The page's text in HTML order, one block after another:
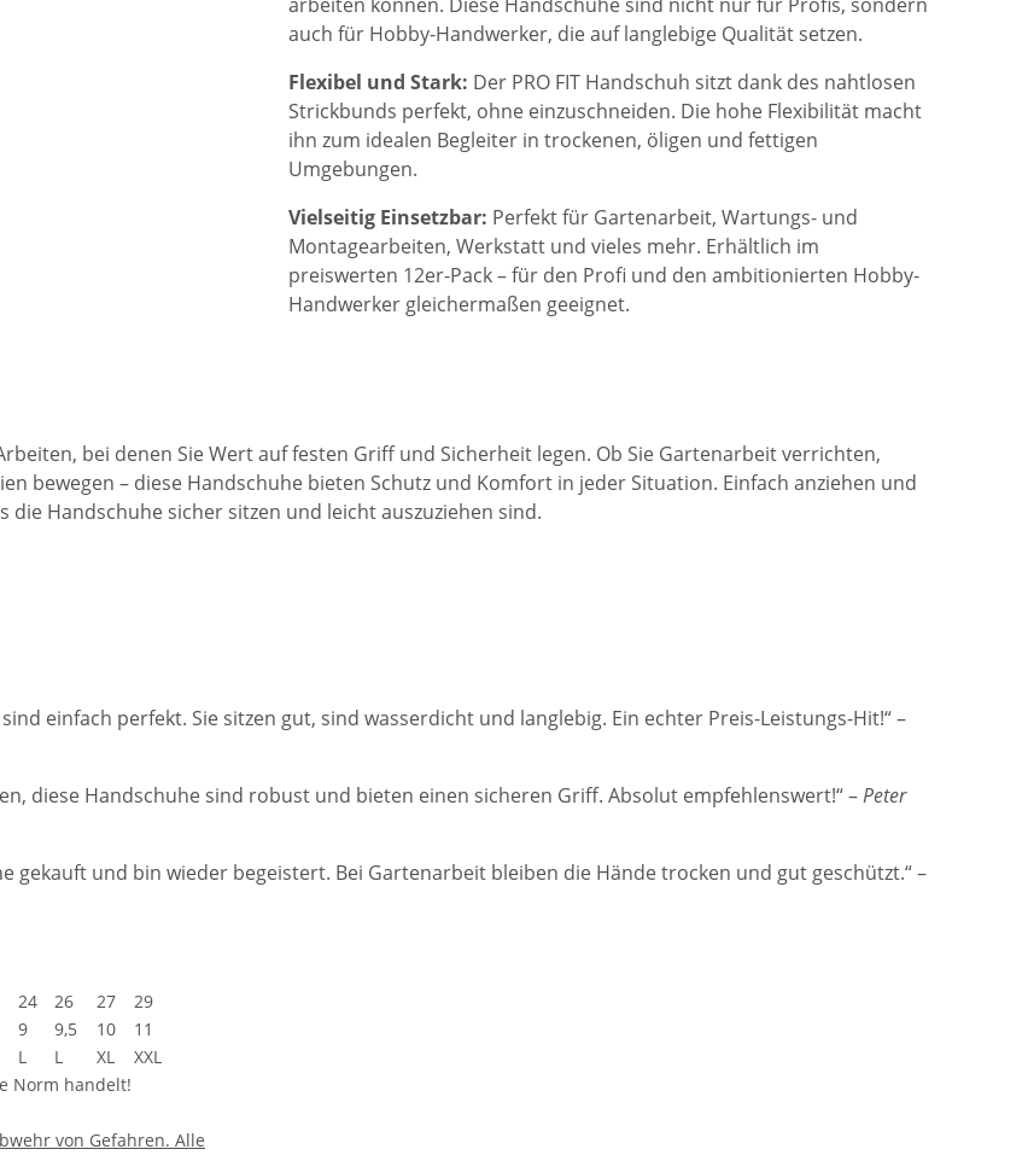
auch für Hobby-Handwerker, die auf langlebige Qualität setzen.
Flexibel und Stark: Der PRO FIT Handschuh sitzt dank des nahtlosen
Strickbunds perfekt, ohne einzuschneiden. Die hohe Flexibilität macht
ihn zum idealen Begleiter in trockenen, öligen und fettigen
Umgebungen.
Vielseitig Einsetzbar: Perfekt für Gartenarbeit, Wartungs- und
Montagearbeiten, Werkstatt und vieles mehr. Erhältlich im
preiswerten 12er-Pack – für den Profi und den ambitionierten Hobby-
Handwerker gleichermaßen geeignet.
bei denen Sie Wert auf festen Griff und Sicherheit legen. Ob Sie Gartenarbeit verrichten,
bewegen – diese Handschuhe bieten Schutz und Komfort in jeder Situation. Einfach anziehen und
Handschuhe sicher sitzen und leicht auszuziehen sind.
einfach perfekt. Sie sitzen gut, sind wasserdicht und langlebig. Ein echter Preis-Leistungs-Hit!“ –
diese Handschuhe sind robust und bieten einen sicheren Griff. Absolut empfehlenswert!“ –Peter
gekauft und bin wieder begeistert. Bei Gartenarbeit bleiben die Hände trocken und gut geschützt.“ –
24 26 27
29
9 9,5 10
11
L L XL
XXL
Norm handelt!
von Gefahren. Alle